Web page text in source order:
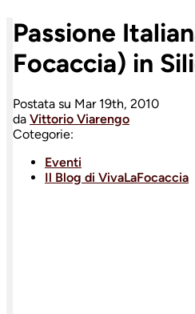
Passione
Focaccia) in
Postata su Mar 19th, 2010
da Vittorio Viarengo
Cotegorie:
Eventi
Il Blog di VivaLaFocaccia